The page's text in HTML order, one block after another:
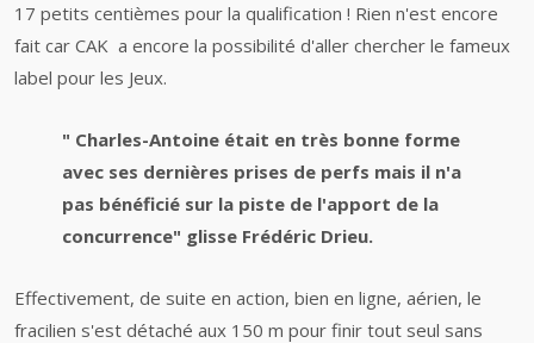
17 petits centièmes pour la qualification ! Rien n'est encore
fait car CAK a encore la possibilité d'aller chercher le fameux
label pour les Jeux.
" Charles-Antoine était en très bonne forme
avec ses dernières prises de perfs mais il n'a
pas bénéficié sur la piste de l'apport de la
concurrence" glisse Frédéric Drieu.
Effectivement, de suite en action, bien en ligne, aérien, le
fracilien s'est détaché aux 150 m pour finir tout seul sans